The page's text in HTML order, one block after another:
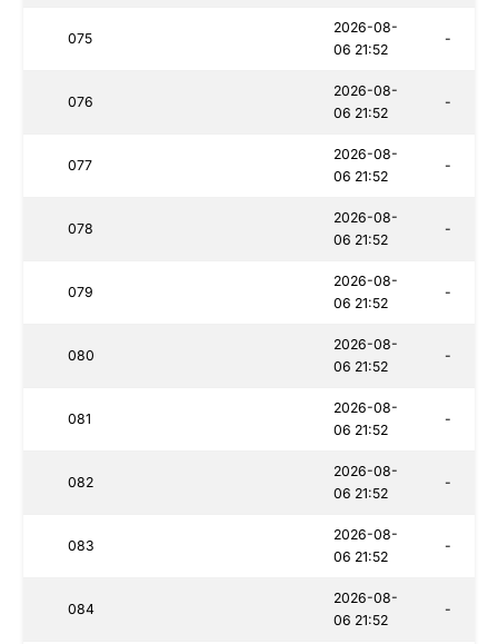
075
2026-08-
06 21:52
-
076
2026-08-
06 21:52
-
077
2026-08-
06 21:52
-
078
2026-08-
06 21:52
-
079
2026-08-
06 21:52
-
080
2026-08-
06 21:52
-
081
2026-08-
06 21:52
-
082
2026-08-
06 21:52
-
083
2026-08-
06 21:52
-
084
2026-08-
06 21:52
-